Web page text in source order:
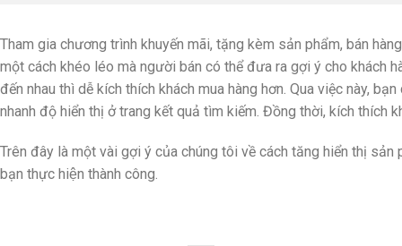
Tham gia chương trình khuyến mãi, tặng kèm sản phẩm, bán
một cách khéo léo mà người bán có thể đưa ra gợi ý cho khách
đến nhau thì dễ kích thích khách mua hàng hơn. Qua việc này,
nhanh độ hiển thị ở trang kết quả tìm kiếm. Đồng thời, kích thích
Trên đây là một vài gợi ý của chúng tôi về cách tăng hiển thị
bạn thực hiện thành công.